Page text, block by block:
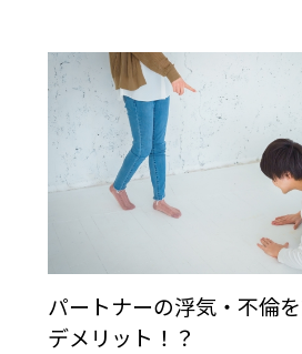
パートナーの浮気・不倫
デメリット！？